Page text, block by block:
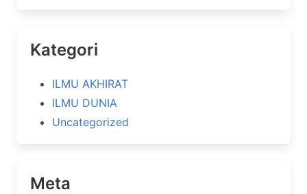
Kategori
ILMU AKHIRAT
ILMU DUNIA
Uncategorized
Meta